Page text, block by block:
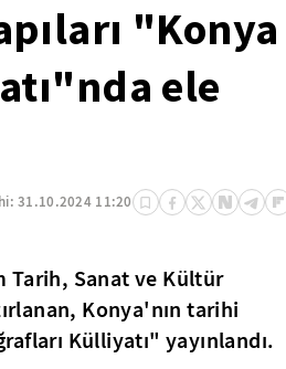
"Konya
ele
31.10.2024 11:20
Tarih, Sanat ve Kültür
Konya'nın tarihi
Külliyatı" yayınlandı.